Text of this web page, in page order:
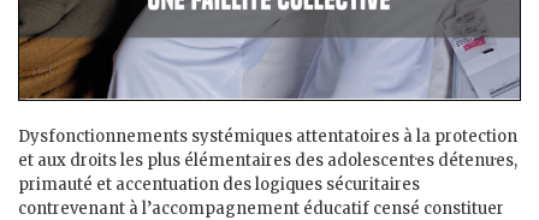
Dysfonctionnements systémiques attentatoires à la protection
et aux droits les plus élémentaires des adolescent·es détenu·es,
primauté et accentuation des logiques sécuritaires
contrevenant à l’accompagnement éducatif censé constituer